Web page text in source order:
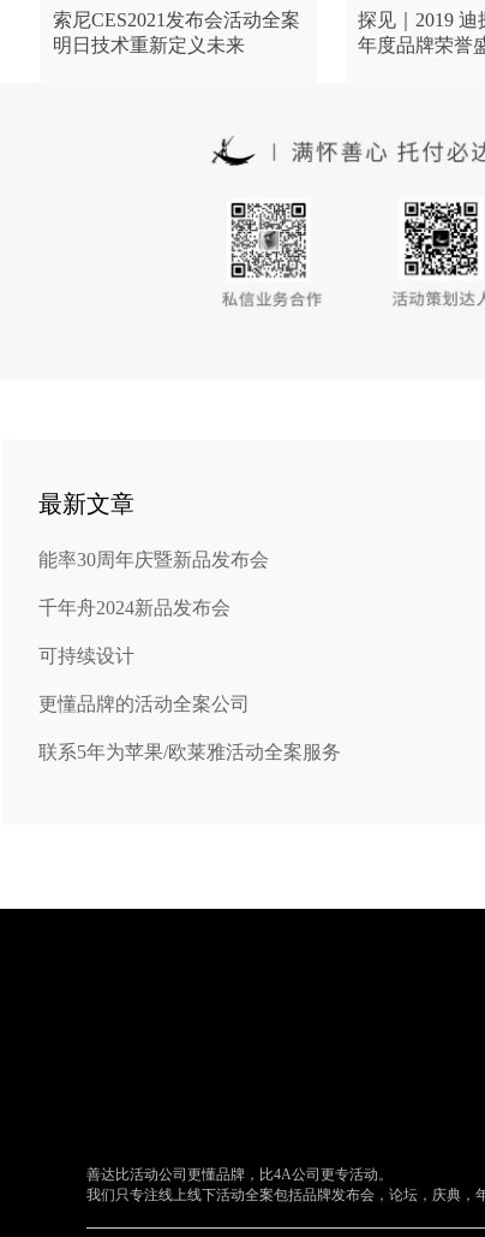
索尼CES2021发布会活动全案
明日技术重新定义未来
探见｜2019
年度品牌荣誉
最新文章
能率30周年庆暨新品发布会
千年舟2024新品发布会
可持续设计
更懂品牌的活动全案公司
联系5年为苹果/欧莱雅活动全案服务
善达比活动公司更懂品牌，比4A公司更专活动。
我们只专注线上线下活动全案包括品牌发布会，论坛，庆典，